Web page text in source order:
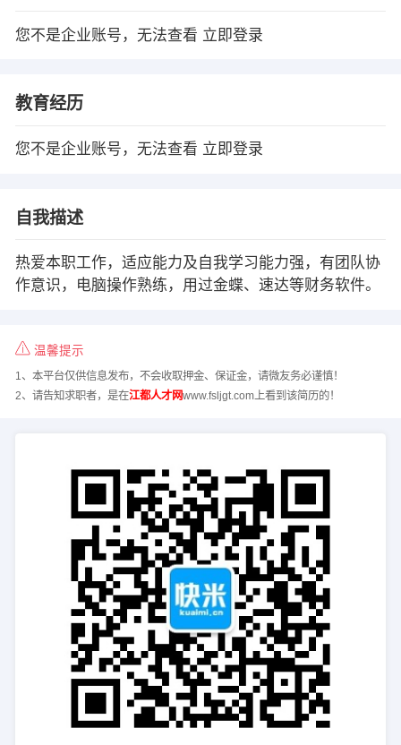
您不是企业账号，无法查看 立即登录
教育经历
您不是企业账号，无法查看 立即登录
自我描述
热爱本职工作，适应能力及自我学习能力强，有团队协
作意识，电脑操作熟练，用过金蝶、速达等财务软件。
温馨提示
1、本平台仅供信息发布，不会收取押金、保证金，请微友务必谨慎！
2、请告知求职者，是在江都人才网www.fsljgt.com上看到该简历的！